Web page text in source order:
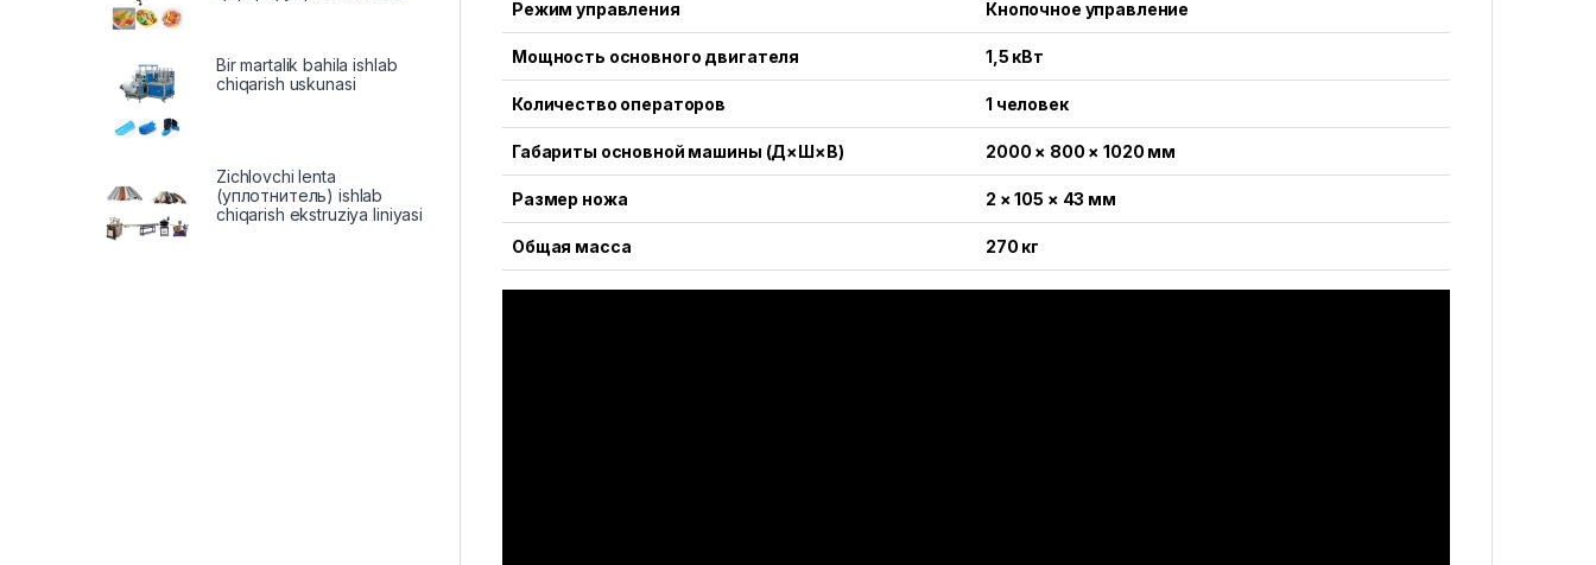
Режим управления Кнопочное управление
Мощность основного двигателя 1,5 кВт
Количество операторов 1 человек
Габариты основной машины (Д×Ш×В) 2000 × 800 × 1020 мм
Размер ножа 2 × 105 × 43 мм
Общая масса 270 кг
Bir martalik bahila ishlab
chiqarish uskunasi
Zichlovchi lenta
(уплотнитель) ishlab
chiqarish ekstruziya liniyasi